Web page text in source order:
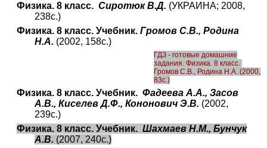
Физика. 8 класс. Сиротюк В.Д. (УКРАИНА; 2008,
238с.)
Физика. 8 класс. Учебник. Громов С.В., Родина
Н.А. (2002, 158с.)
ГДЗ - готовые домашние
задания. Физика. 8 класс.
Громов С.В., Родина Н.А. (2000,
83с.)
Физика. 8 класс. Учебник. Фадеева А.А., Засов
А.В., Киселев Д.Ф., Кононович Э.В. (2002,
239с.)
Физика. 8 класс. Учебник. Шахмаев Н.М., Бунчук
А.В. (2007, 240с.)